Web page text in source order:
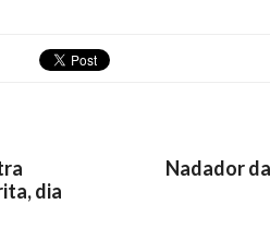
dia
Nadador